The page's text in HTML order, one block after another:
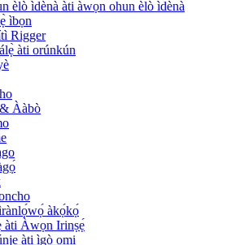
èlò ìdènà àti àwọn ohun èlò ìdènà
ìbọn
Rigger
àti orúnkún
Ààbò
àkọ́kọ́
àti Àwọn Irinṣẹ́
àti ìgò omi